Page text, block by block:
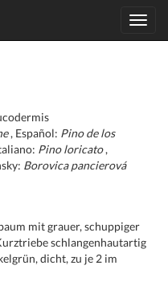
, Español: Pino de los
Pino loricato,
Borovica pancierová
mit grauer, schuppiger
schlangenhautartig
dicht, zu je 2 im